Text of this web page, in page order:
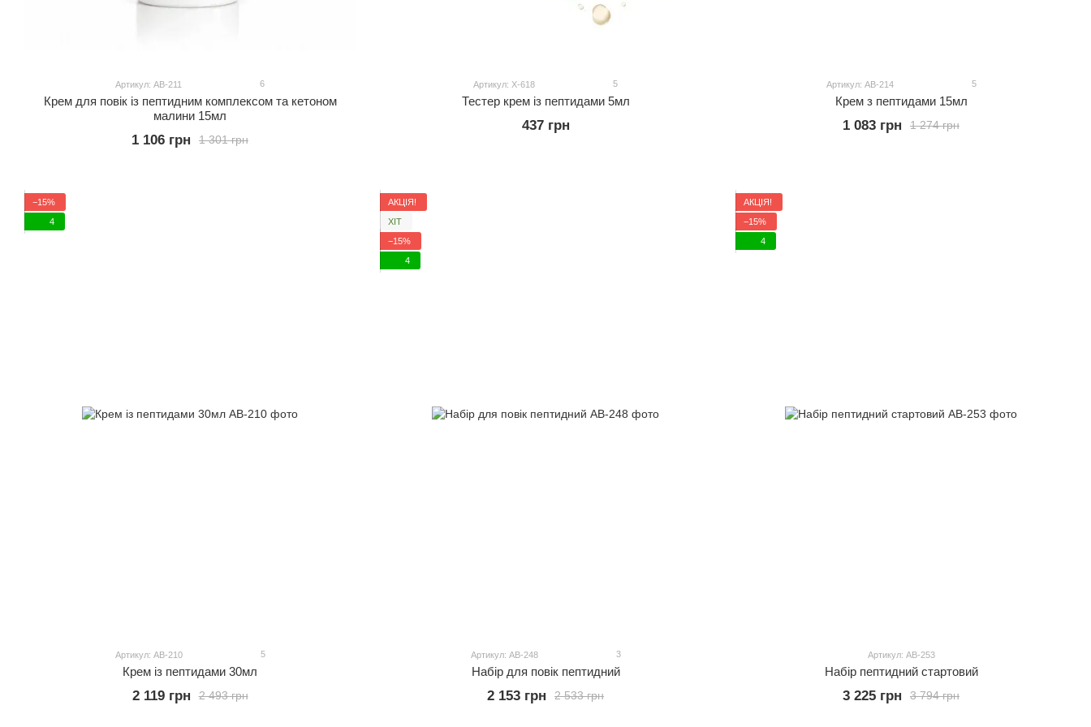
Артикул: АВ-211 6
Крем для повік із пептидним комплексом та кетоном
малини 15мл
1 301 грн
1 106 грн
Артикул: Х-618 5
Тестер крем із пептидами 5мл
437 грн
Артикул: АВ-214 5
Крем з пептидами 15мл
1 274 грн
1 083 грн
−15%
4
Артикул: АВ-210 5
Крем із пептидами 30мл
2 493 грн
2 119 грн
АКЦІЯ!
ХІТ
−15%
4
Артикул: АВ-248 3
Набір для повік пептидний
2 533 грн
2 153 грн
АКЦІЯ!
−15%
4
Артикул: АВ-253
Набір пептидний стартовий
3 794 грн
3 225 грн